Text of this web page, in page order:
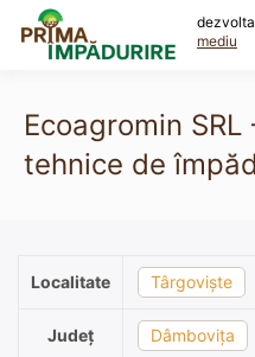
content
mediu
Ecoagromin
tehnice de
Localitate Târgoviște
Județ Dâmbovița